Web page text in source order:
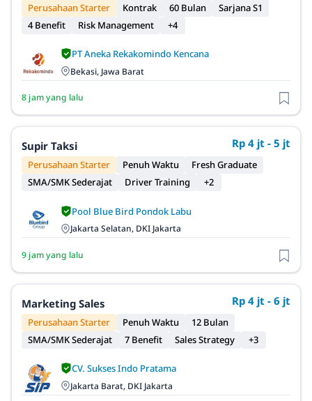
Perusahaan Starter Kontrak 60 Bulan
Sarjana S1
4 Benefit
Risk Management +4
PT Aneka Rekakomindo Kencana
Bekasi, Jawa Barat
8 jam yang lalu
Supir Taksi Rp 4 jt - 5 jt
Perusahaan Starter Penuh Waktu
Fresh Graduate
SMA/SMK Sederajat
Driver Training +2
Pool Blue Bird Pondok Labu
Jakarta Selatan, DKI Jakarta
9 jam yang lalu
Marketing Sales Rp 4 jt - 6 jt
Perusahaan Starter Penuh Waktu
12 Bulan
SMA/SMK Sederajat
7 Benefit Sales Strategy +3
CV. Sukses Indo Pratama
Jakarta Barat, DKI Jakarta